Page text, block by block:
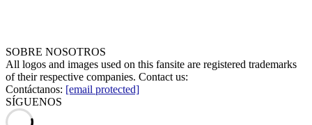
SOBRE NOSOTROS
All logos and images used on this fansite are registered trademarks
of their respective companies. Contact us:
Contáctanos: [email protected]
SÍGUENOS